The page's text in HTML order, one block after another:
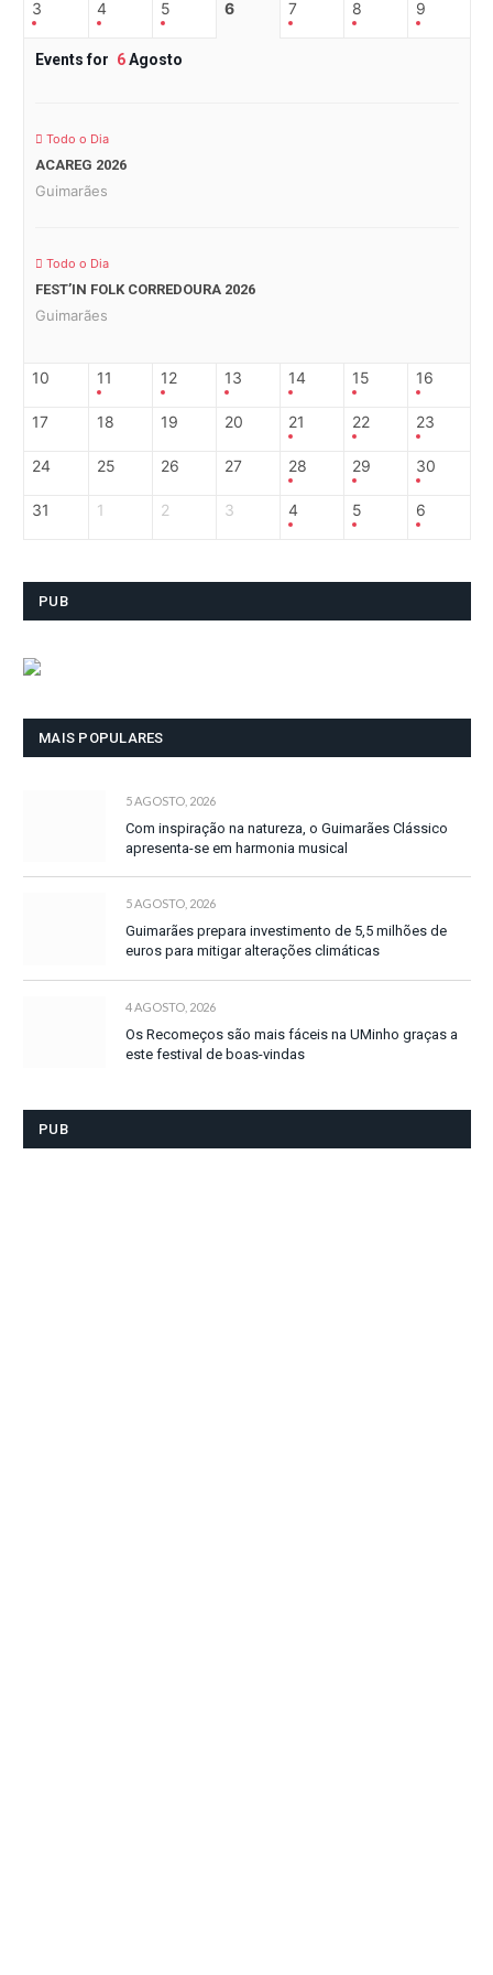
3 4 5 6 7 8 9
Events for 6Agosto
Todo o Dia
ACAREG 2026
Guimarães
Todo o Dia
FEST’IN FOLK CORREDOURA 2026
Guimarães
10 11 12 13 14 15 16
17 18 19 20 21 22 23
24 25 26 27 28 29 30
31 1 2 3 4 5 6
PUB
MAIS POPULARES
5 AGOSTO, 2026
Com inspiração na natureza, o Guimarães Clássico
apresenta-se em harmonia musical
5 AGOSTO, 2026
Guimarães prepara investimento de 5,5 milhões de
euros para mitigar alterações climáticas
4 AGOSTO, 2026
Os Recomeços são mais fáceis na UMinho graças a
este festival de boas-vindas
PUB